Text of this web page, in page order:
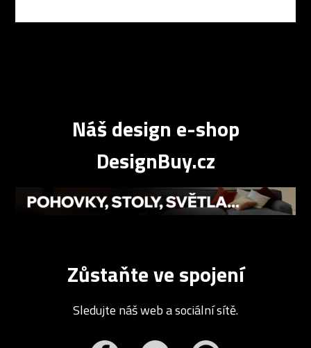
Náš design e-shop
DesignBuy.cz
Zůstaňte ve spojení
Sledujte náš web a sociální sítě.